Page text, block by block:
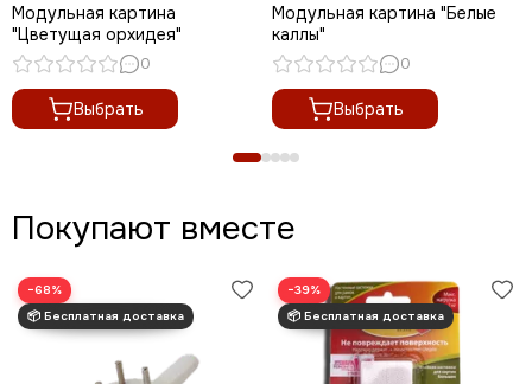
Модульная картина
"Цветущая орхидея"
0
Выбрать
Модульная картина "Белые
каллы"
0
Выбрать
Покупают вместе
−68% −39%